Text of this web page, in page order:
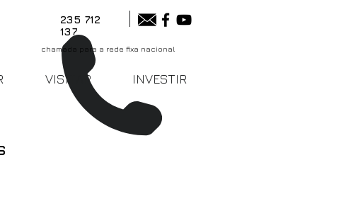
235 712
137
chamada para a rede fixa nacional
VISITAR INVESTIR